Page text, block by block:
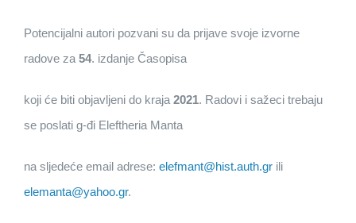
Potencijalni autori pozvani su da prijave svoje izvorne
radove za 54. izdanje Časopisa
koji će biti objavljeni do kraja 2021. Radovi i sažeci trebaju
se poslati g-đi Eleftheria Manta
na sljedeće email adrese: elefmant@hist.auth.gr ili
elemanta@yahoo.gr.